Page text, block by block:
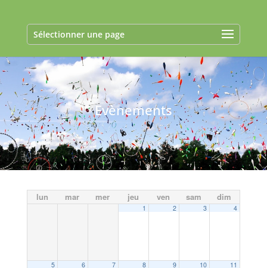
Sélectionner une page
Evènements
lun mar mer jeu ven sam dim
1 2 3 4
5 6 7 8 9 10 11